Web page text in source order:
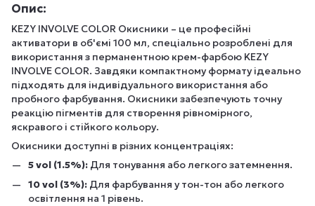
Опис:
KEZY INVOLVE COLOR Окисники – це професійні
активатори в об'ємі 100 мл, спеціально розроблені для
використання з перманентною крем-фарбою KEZY
INVOLVE COLOR. Завдяки компактному формату ідеально
підходять для індивідуального використання або
пробного фарбування. Окисники забезпечують точну
реакцію пігментів для створення рівномірного,
яскравого і стійкого кольору.
Окисники доступні в різних концентраціях:
5 vol (1.5%): Для тонування або легкого затемнення.
10 vol (3%): Для фарбування у тон-тон або легкого
освітлення на 1 рівень.